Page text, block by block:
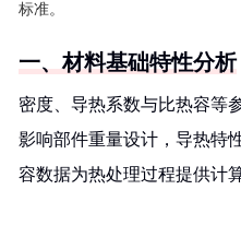
标准。
一、材料基础特性分析
密度、导热系数与比热容等
影响部件重量设计，导热特
容数据为热处理过程提供计